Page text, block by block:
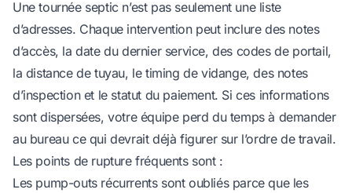
Une tournée septic n’est pas seulement une liste
d’adresses. Chaque intervention peut inclure des notes
d’accès, la date du dernier service, des codes de portail,
la distance de tuyau, le timing de vidange, des notes
d’inspection et le statut du paiement. Si ces informations
sont dispersées, votre équipe perd du temps à demander
au bureau ce qui devrait déjà figurer sur l’ordre de travail.
Les points de rupture fréquents sont :
Les pump-outs récurrents sont oubliés parce que les